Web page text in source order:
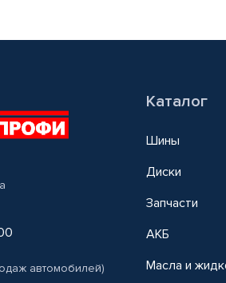
автомобилей)
Каталог
Шины
Диски
Запчасти
АКБ
Масла и